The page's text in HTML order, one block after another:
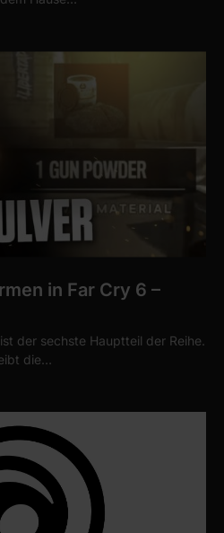
in Far Cry 6 –
der sechste Hauptteil der Reihe.
die…